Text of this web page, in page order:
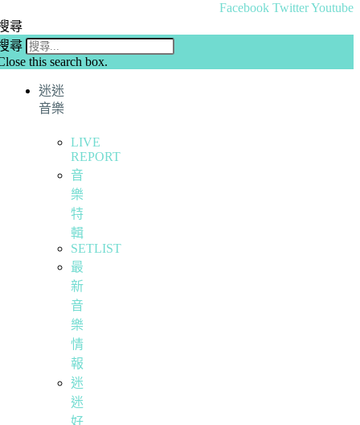
Facebook TwitterYoutube
尋
尋
this search box.
迷迷
音樂
LIVE
REPORT
音
樂
特
輯
SETLIST
最
新
音
樂
情
報
迷
迷
好